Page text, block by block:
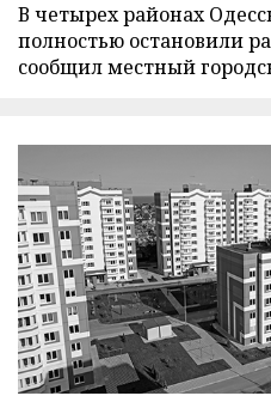
В четырех районах
полностью остановили
сообщил местный